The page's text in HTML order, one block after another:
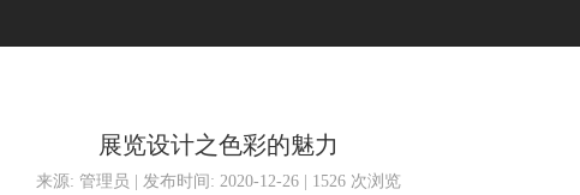
展览设计之色彩的魅力
来源: 管理员 | 发布时间: 2020-12-26 | 1526 次浏览